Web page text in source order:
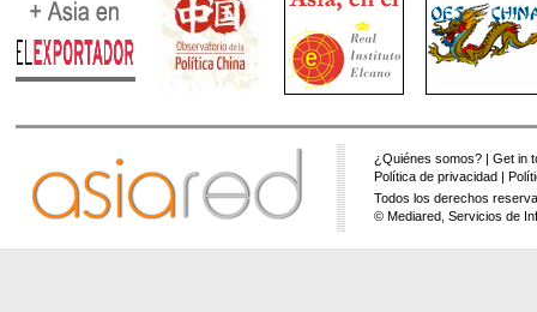
¿Quiénes somos? |Get in
Política de privacidad |
Todos los derechos
© Mediared, Servicios de